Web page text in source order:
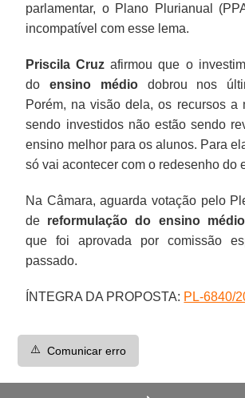
parlamentar, o Plano Plurianual
incompatível com esse lema.
Priscila Cruz afirmou que o
do ensino médiodobrou nos
Porém, na visão dela, os recursos a
sendo investidos não estão sendo
ensino melhor para os alunos. Para
só vai acontecer com o redesenho do
Na Câmara, aguarda votação pelo
de reformulação do ensino médio
que foi aprovada por comissão
passado.
ÍNTEGRA DA PROPOSTA: PL-6840/
⚠️ Comunicar erro